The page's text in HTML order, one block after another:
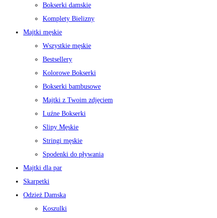
Bokserki damskie
Komplety Bielizny
Majtki męskie
Wszystkie męskie
Bestsellery
Kolorowe Bokserki
Bokserki bambusowe
Majtki z Twoim zdjęciem
Luźne Bokserki
Slipy Męskie
Stringi męskie
Spodenki do pływania
Majtki dla par
Skarpetki
Odzież Damska
Koszulki